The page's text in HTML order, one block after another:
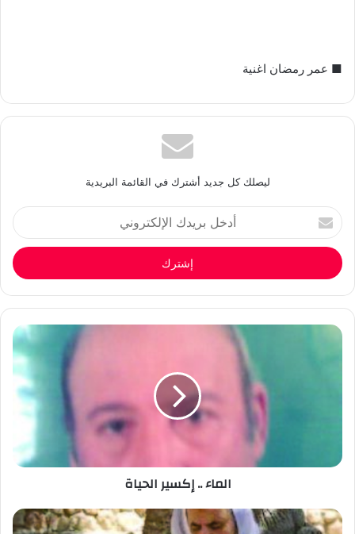
■ عمر رمضان اغنية
ليصلك كل جديد أشترك في القائمة البريدية
أدخل
بريدك
الإلكتروني
الماء .. إكسير الحياة